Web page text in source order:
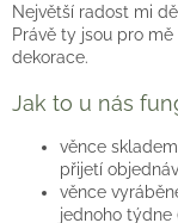
Věnce
na
stůl
obchodu
Vše
Největší radost mi
Právě ty jsou pro
dekorace.
Jak to u nás
věnce
přijetí
věnce
jednoho týdne